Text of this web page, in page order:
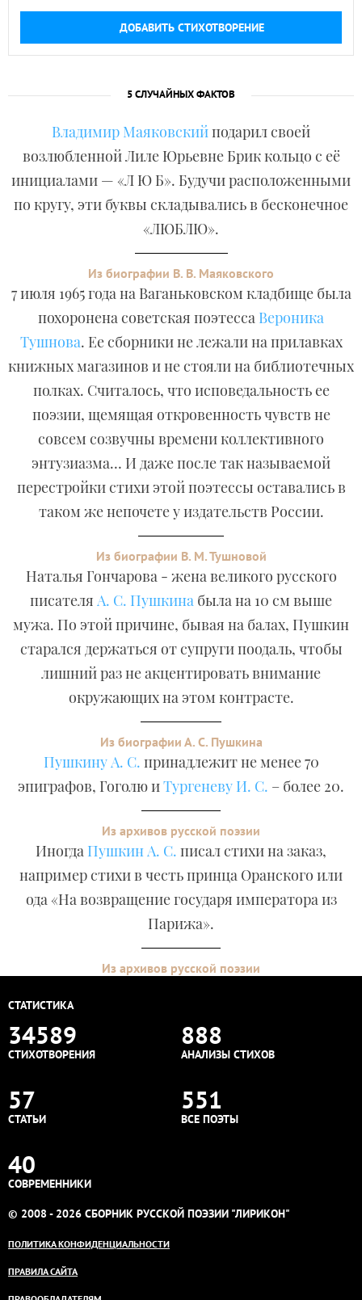
ДОБАВИТЬ СТИХОТВОРЕНИЕ
5 СЛУЧАЙНЫХ ФАКТОВ
Владимир Маяковскийподарил своей
возлюбленной Лиле Юрьевне Брик кольцо с её
инициалами — «Л Ю Б». Будучи расположенными
по кругу, эти буквы складывались в бесконечное
«ЛЮБЛЮ».
Из биографии В. В. Маяковского
7 июля 1965 года на Ваганьковском кладбище была
похоронена советская поэтесса Вероника
Тушнова. Ее сборники не лежали на прилавках
книжных магазинов и не стояли на библиотечных
полках. Считалось, что исповедальность ее
поэзии, щемящая откровенность чувств не
совсем созвучны времени коллективного
энтузиазма… И даже после так называемой
перестройки стихи этой поэтессы оставались в
таком же непочете у издательств России.
Из биографии В. М. Тушновой
Наталья Гончарова - жена великого русского
писателя А. С. Пушкина была на 10 см выше
мужа. По этой причине, бывая на балах, Пушкин
старался держаться от супруги поодаль, чтобы
лишний раз не акцентировать внимание
окружающих на этом контрасте.
Из биографии А. С. Пушкина
Пушкину А. С. принадлежит не менее 70
эпиграфов, Гоголю иТургеневу И. С. – более 20.
Из архивов русской поэзии
Иногда Пушкин А. С. писал стихи на заказ,
например стихи в честь принца Оранского или
ода «На возвращение государя императора из
Парижа».
Из архивов русской поэзии
СТАТИСТИКА
34589
СТИХОТВОРЕНИЯ
888
АНАЛИЗЫ СТИХОВ
57
СТАТЬИ
551
ВСЕ ПОЭТЫ
40
СОВРЕМЕННИКИ
© 2008 - 2026 СБОРНИК РУССКОЙ ПОЭЗИИ "ЛИРИКОН"
ПОЛИТИКА КОНФИДЕНЦИАЛЬНОСТИ
ПРАВИЛА САЙТА